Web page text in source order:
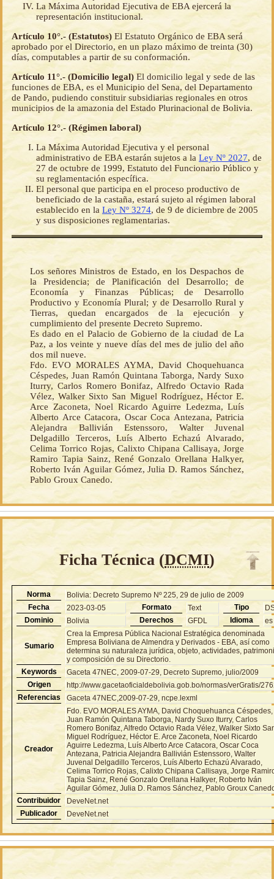
La Máxima Autoridad Ejecutiva de EBA ejercerá la
representación institucional.
Artículo 10°.- (Estatutos) El Estatuto Orgánico de EBA será
aprobado por el Directorio, en un plazo máximo de treinta (30)
días, computables a partir de su conformación.
Artículo 11°.- (Domicilio legal) El domicilio legal y sede de las
funciones de EBA, es el Municipio del Sena, del Departamento
de Pando, pudiendo constituir subsidiarias regionales en otros
municipios de la amazonia del Estado Plurinacional de Bolivia.
Artículo 12°.- (Régimen laboral)
La Máxima Autoridad Ejecutiva y el personal
administrativo de EBA estarán sujetos a la Ley Nº 2027, de
27 de octubre de 1999, Estatuto del Funcionario Público y
su reglamentación específica.
El personal que participa en el proceso productivo de
beneficiado de la castaña, estará sujeto al régimen laboral
establecido en la Ley Nº 3274, de 9 de diciembre de 2005
y sus disposiciones reglamentarias.
Los señores Ministros de Estado, en los Despachos de
la Presidencia; de Planificación del Desarrollo; de
Economía y Finanzas Públicas; de Desarrollo
Productivo y Economía Plural; y de Desarrollo Rural y
Tierras, quedan encargados de la ejecución y
cumplimiento del presente Decreto Supremo.
Es dado en el Palacio de Gobierno de la ciudad de La
Paz, a los veinte y nueve días del mes de julio del año
dos mil nueve.
Fdo. EVO MORALES AYMA, David Choquehuanca
Céspedes, Juan Ramón Quintana Taborga, Nardy Suxo
Iturry, Carlos Romero Bonifaz, Alfredo Octavio Rada
Vélez, Walker Sixto San Miguel Rodríguez, Héctor E.
Arce Zaconeta, Noel Ricardo Aguirre Ledezma, Luís
Alberto Arce Catacora, Oscar Coca Antezana, Patricia
Alejandra Ballivián Estenssoro, Walter Juvenal
Delgadillo Terceros, Luís Alberto Echazú Alvarado,
Celima Torrico Rojas, Calixto Chipana Callisaya, Jorge
Ramiro Tapia Sainz, René Gonzalo Orellana Halkyer,
Roberto Iván Aguilar Gómez, Julia D. Ramos Sánchez,
Pablo Groux Canedo.
Ficha Técnica (DCMI)
Norma
Bolivia: Decreto Supremo Nº 225, 29 de julio de 2009
Fecha
2023-03-05 Formato Text Tipo
Dominio
Bolivia Derechos GFDL Idioma es
Sumario
Crea la Empresa Pública Nacional Estratégica denominada
Empresa Boliviana de Almendra y Derivados - EBA, así como
determina su naturaleza jurídica, objeto, actividades,
y composición de su Directorio.
Keywords
Gaceta 47NEC, 2009-07-29, Decreto Supremo, julio/2009
Origen
http://www.gacetaoficialdebolivia.gob.bo/normas/verGratis/
Referencias
Gaceta 47NEC,2009-07-29, ncpe.lexml
Creador
Fdo. EVO MORALES AYMA, David Choquehuanca Céspedes,
Juan Ramón Quintana Taborga, Nardy Suxo Iturry, Carlos
Romero Bonifaz, Alfredo Octavio Rada Vélez, Walker Sixto
Miguel Rodríguez, Héctor E. Arce Zaconeta, Noel Ricardo
Aguirre Ledezma, Luís Alberto Arce Catacora, Oscar Coca
Antezana, Patricia Alejandra Ballivián Estenssoro, Walter
Juvenal Delgadillo Terceros, Luís Alberto Echazú Alvarado,
Celima Torrico Rojas, Calixto Chipana Callisaya, Jorge
Tapia Sainz, René Gonzalo Orellana Halkyer, Roberto Iván
Aguilar Gómez, Julia D. Ramos Sánchez, Pablo Groux
Contribuidor
DeveNet.net
Publicador
DeveNet.net